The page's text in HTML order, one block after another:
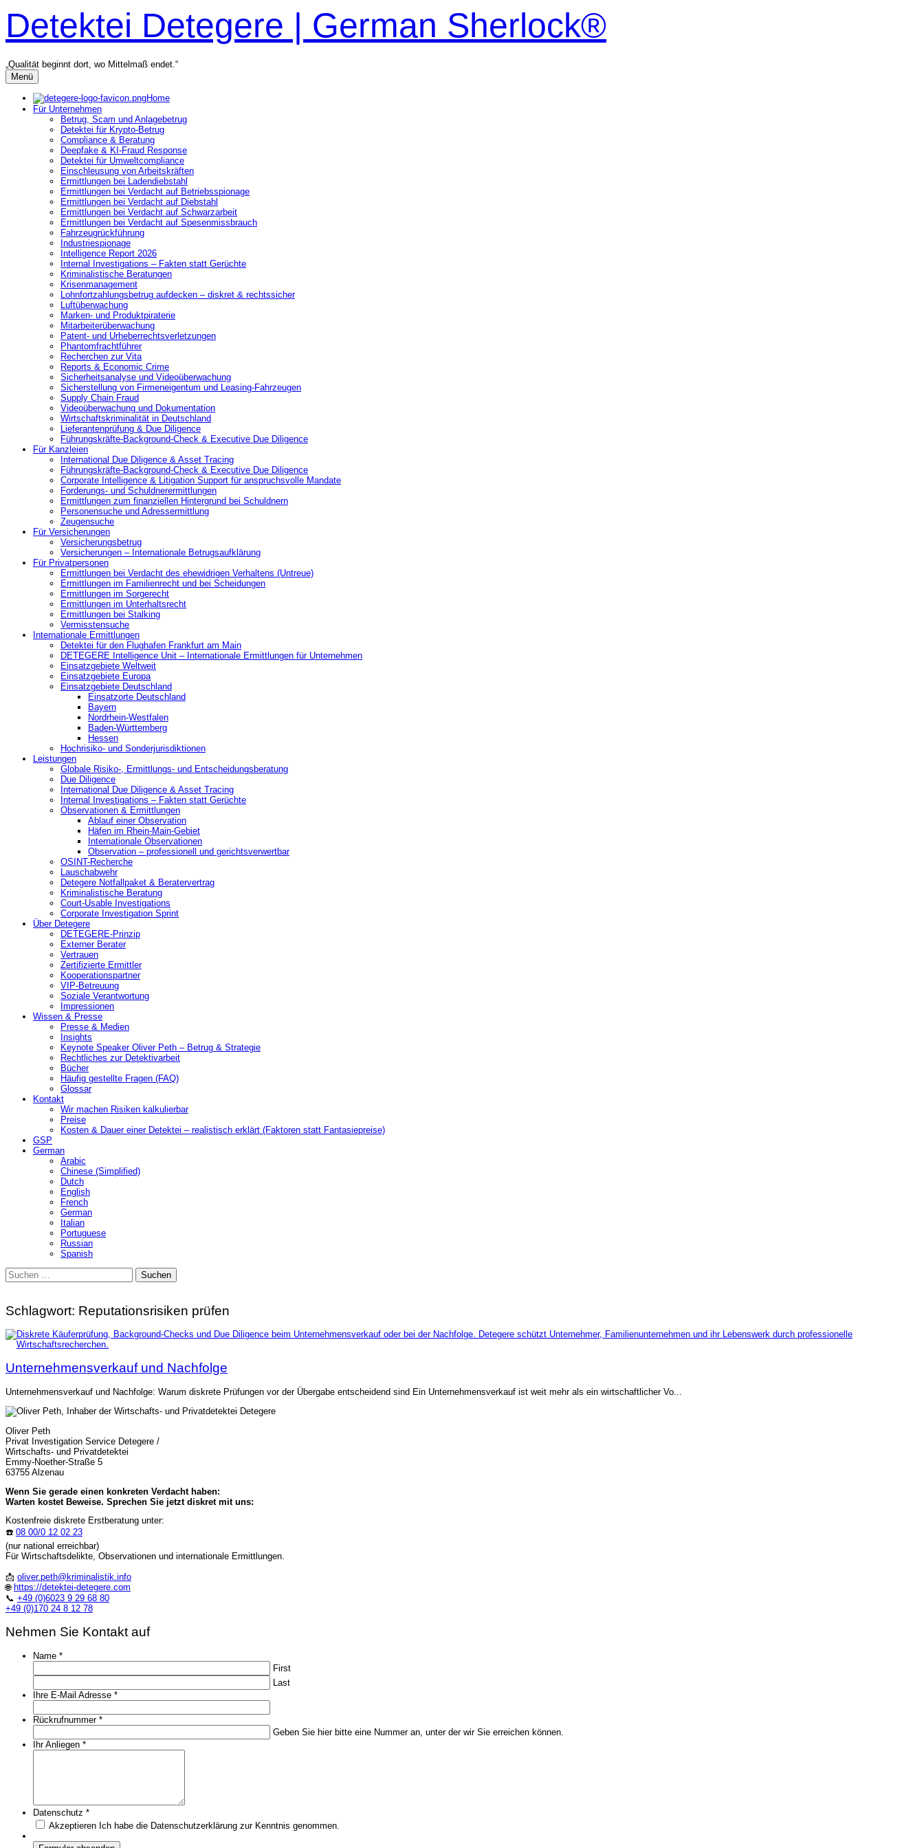
Inhalt
überspringen
Detektei Detegere | German Sherlock®
„Qualität beginnt dort, wo Mittelmaß endet.“
Menü
Home
Für Unternehmen
Betrug, Scam und Anlagebetrug
Detektei für Krypto-Betrug
Compliance & Beratung
Deepfake & KI-Fraud Response
Detektei für Umweltcompliance
Einschleusung von Arbeitskräften
Ermittlungen bei Ladendiebstahl
Ermittlungen bei Verdacht auf Betriebsspionage
Ermittlungen bei Verdacht auf Diebstahl
Ermittlungen bei Verdacht auf Schwarzarbeit
Ermittlungen bei Verdacht auf Spesenmissbrauch
Fahrzeugrückführung
Industriespionage
Intelligence Report 2026
Internal Investigations – Fakten statt Gerüchte
Kriminalistische Beratungen
Krisenmanagement
Lohnfortzahlungsbetrug aufdecken – diskret & rechtssicher
Luftüberwachung
Marken- und Produktpiraterie
Mitarbeiterüberwachung
Patent- und Urheberrechtsverletzungen
Phantomfrachtführer
Recherchen zur Vita
Reports & Economic Crime
Sicherheitsanalyse und Videoüberwachung
Sicherstellung von Firmeneigentum und Leasing-Fahrzeugen
Supply Chain Fraud
Videoüberwachung und Dokumentation
Wirtschaftskriminalität in Deutschland
Lieferantenprüfung & Due Diligence
Führungskräfte-Background-Check & Executive Due Diligence
Für Kanzleien
International Due Diligence & Asset Tracing
Führungskräfte-Background-Check & Executive Due Diligence
Corporate Intelligence & Litigation Support für anspruchsvolle Mandate
Forderungs- und Schuldnerermittlungen
Ermittlungen zum finanziellen Hintergrund bei Schuldnern
Personensuche und Adressermittlung
Zeugensuche
Für Versicherungen
Versicherungsbetrug
Versicherungen – Internationale Betrugsaufklärung
Für Privatpersonen
Ermittlungen bei Verdacht des ehewidrigen Verhaltens (Untreue)
Ermittlungen im Familienrecht und bei Scheidungen
Ermittlungen im Sorgerecht
Ermittlungen im Unterhaltsrecht
Ermittlungen bei Stalking
Vermisstensuche
Internationale Ermittlungen
Detektei für den Flughafen Frankfurt am Main
DETEGERE Intelligence Unit – Internationale Ermittlungen für Unternehmen
Einsatzgebiete Weltweit
Einsatzgebiete Europa
Einsatzgebiete Deutschland
Einsatzorte Deutschland
Bayern
Nordrhein-Westfalen
Baden-Württemberg
Hessen
Hochrisiko- und Sonderjurisdiktionen
Leistungen
Globale Risiko-, Ermittlungs- und Entscheidungsberatung
Due Diligence
International Due Diligence & Asset Tracing
Internal Investigations – Fakten statt Gerüchte
Observationen & Ermittlungen
Ablauf einer Observation
Häfen im Rhein-Main-Gebiet
Internationale Observationen
Observation – professionell und gerichtsverwertbar
OSINT-Recherche
Lauschabwehr
Detegere Notfallpaket & Beratervertrag
Kriminalistische Beratung
Court-Usable Investigations
Corporate Investigation Sprint
Über Detegere
DETEGERE-Prinzip
Externer Berater
Vertrauen
Zertifizierte Ermittler
Kooperationspartner
VIP-Betreuung
Soziale Verantwortung
Impressionen
Wissen & Presse
Presse & Medien
Insights
Keynote Speaker Oliver Peth – Betrug & Strategie
Rechtliches zur Detektivarbeit
Bücher
Häufig gestellte Fragen (FAQ)
Glossar
Kontakt
Wir machen Risiken kalkulierbar
Preise
Kosten & Dauer einer Detektei – realistisch erklärt (Faktoren statt Fantasiepreise)
GSP
German
Arabic
Chinese (Simplified)
Dutch
English
French
German
Italian
Portuguese
Russian
Spanish
Suchen
nach:
Schlagwort: Reputationsrisiken prüfen
Unternehmensverkauf und Nachfolge
Unternehmensverkauf und Nachfolge: Warum diskrete Prüfungen vor der Übergabe entscheidend sind Ein Unternehmensverkauf ist weit mehr als ein wirtschaftlicher Vo...
Oliver Peth
Privat Investigation Service Detegere /
Wirtschafts- und Privatdetektei
Emmy-Noether-Straße 5
63755 Alzenau
Wenn Sie gerade einen konkreten Verdacht haben:
Warten kostet Beweise. Sprechen Sie jetzt diskret mit uns:
Kostenfreie diskrete Erstberatung unter:
☎️ 08 00/0 12 02 23
(nur national erreichbar)
Für Wirtschaftsdelikte, Observationen und internationale Ermittlungen.
📩 oliver.peth@kriminalistik.info
🌐 https://detektei-detegere.com
📞 +49 (0)6023 9 29 68 80
+49 (0)170 24 8 12 78
Nehmen Sie Kontakt auf
Name *
First
Last
Ihre E-Mail Adresse *
Rückrufnummer *
Geben Sie hier bitte eine Nummer an, unter der wir Sie erreichen können.
Ihr Anliegen *
Datenschutz *
Akzeptieren Ich habe die Datenschutzerklärung zur Kenntnis genommen.